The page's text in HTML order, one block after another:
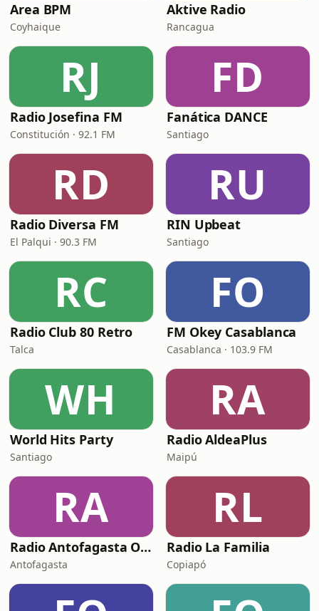
Area BPM
Coyhaique
Aktive Radio
Rancagua
RJ
Radio Josefina FM
Constitución · 92.1 FM
FD
Fanática DANCE
Santiago
RD
Radio Diversa FM
El Palqui · 90.3 FM
RU
RIN Upbeat
Santiago
RC
Radio Club 80 Retro
Talca
FO
FM Okey Casablanca
Casablanca · 103.9 FM
WH
World Hits Party
Santiago
RA
Radio AldeaPlus
Maipú
RA
Radio Antofagasta Online Retro
Antofagasta
RL
Radio La Familia
Copiapó